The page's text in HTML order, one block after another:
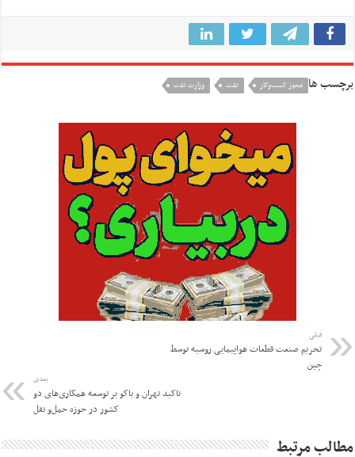
برچسب ها مجوز کسب‌وکار نفت وزارت نفت
قبلی
تحریم صنعت قطعات هواپیمایی روسیه توسط
چین
بعدی
تاکید تهران و باکو بر توسعه همکاری‌های دو
کشور در حوزه حمل‌و نقل
مطالب مرتبط